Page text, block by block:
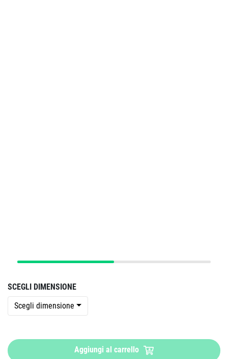
SCEGLI DIMENSIONE
Scegli dimensione
Aggiungi al carrello